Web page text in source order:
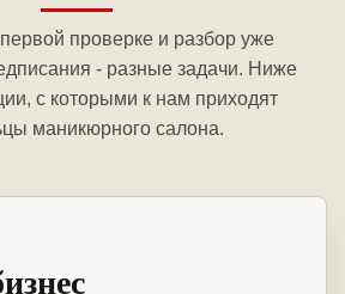
проверке и разбор уже
- разные задачи. Ниже
с которыми к нам приходят
маникюрного салона.